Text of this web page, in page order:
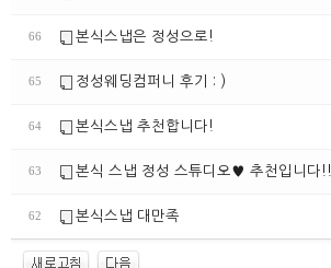
66 본식스냅은 정성으로!
65 정성웨딩컴퍼니 후기 : )
64 본식스냅 추천합니다!
63 본식 스냅 정성 스튜디오♥ 추천입니다!!
62 본식스냅 대만족